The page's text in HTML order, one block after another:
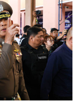
และพิจารณาคดี
กตลอดชีวิต ส่วน
ประหารชีวิตหรือ